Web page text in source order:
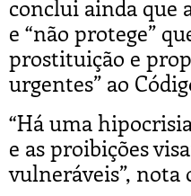
conclui ainda que
e “não protege”
prostituição e
urgentes” ao
“Há uma
e as proibições
vulneráveis”, nota